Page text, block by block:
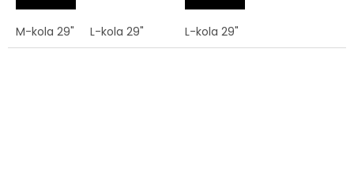
M-kola 29" L-kola 29" L-kola 29"